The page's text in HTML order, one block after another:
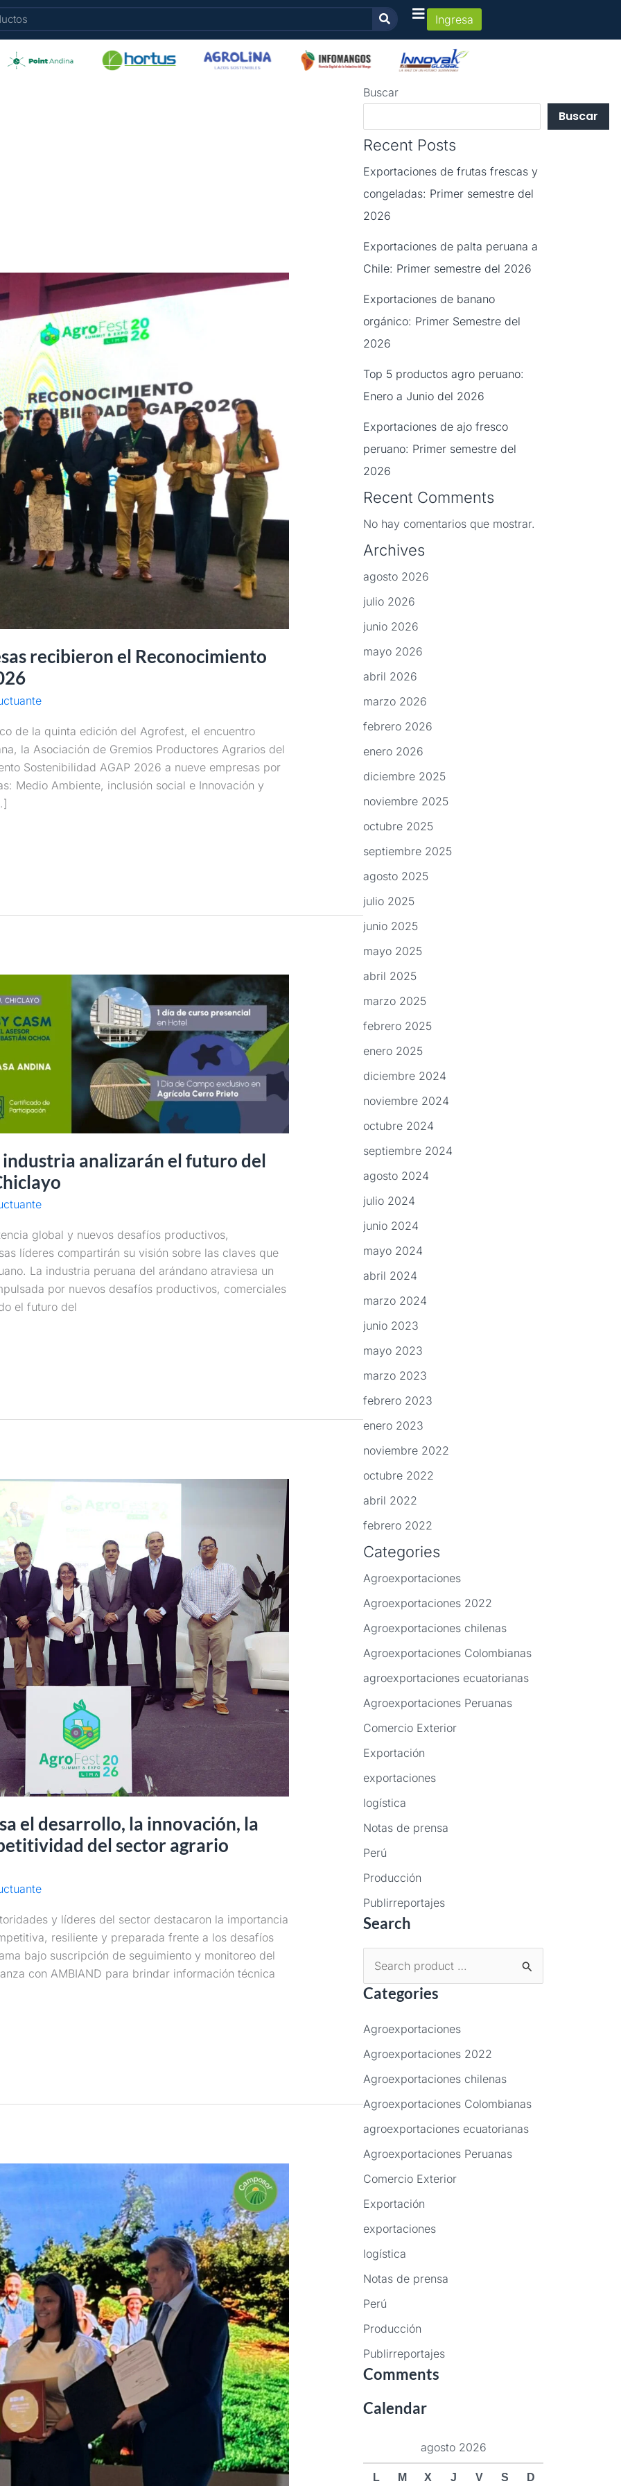
Ingresa
recibieron el Reconocimiento
de la quinta edición del Agrofest, el encuentro
la Asociación de Gremios Productores Agrarios del
Sostenibilidad AGAP 2026 a nueve empresas por
Medio Ambiente, inclusión social e Innovación y
analizarán el futuro del
global y nuevos desafíos productivos,
líderes compartirán su visión sobre las claves que
La industria peruana del arándano atraviesa un
por nuevos desafíos productivos, comerciales
el futuro del
el desarrollo, la innovación, la
del sector agrario
y líderes del sector destacaron la importancia
resiliente y preparada frente a los desafíos
bajo suscripción de seguimiento y monitoreo del
con AMBIAND para brindar información técnica
Buscar
Buscar
Recent Posts
Exportaciones de frutas frescas y
congeladas: Primer semestre del
2026
Exportaciones de palta peruana a
Chile: Primer semestre del 2026
Exportaciones de banano
orgánico: Primer Semestre del
2026
Top 5 productos agro peruano:
Enero a Junio del 2026
Exportaciones de ajo fresco
peruano: Primer semestre del
2026
Recent Comments
No hay comentarios que mostrar.
Archives
agosto 2026
julio 2026
junio 2026
mayo 2026
abril 2026
marzo 2026
febrero 2026
enero 2026
diciembre 2025
noviembre 2025
octubre 2025
septiembre 2025
agosto 2025
julio 2025
junio 2025
mayo 2025
abril 2025
marzo 2025
febrero 2025
enero 2025
diciembre 2024
noviembre 2024
octubre 2024
septiembre 2024
agosto 2024
julio 2024
junio 2024
mayo 2024
abril 2024
marzo 2024
junio 2023
mayo 2023
marzo 2023
febrero 2023
enero 2023
noviembre 2022
octubre 2022
abril 2022
febrero 2022
Categories
Agroexportaciones
Agroexportaciones 2022
Agroexportaciones chilenas
Agroexportaciones Colombianas
agroexportaciones ecuatorianas
Agroexportaciones Peruanas
Comercio Exterior
Exportación
exportaciones
logística
Notas de prensa
Perú
Producción
Publirreportajes
Search
u
c
a
r
p
o
r
Categories
Agroexportaciones
Agroexportaciones 2022
Agroexportaciones chilenas
Agroexportaciones Colombianas
agroexportaciones ecuatorianas
Agroexportaciones Peruanas
Comercio Exterior
Exportación
exportaciones
logística
Notas de prensa
Perú
Producción
Publirreportajes
Comments
Calendar
agosto 2026
L M X J V S D